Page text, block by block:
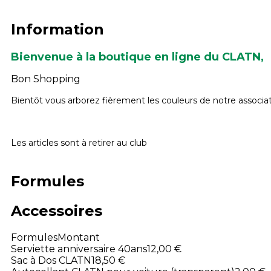
Information
Bienvenue à la boutique en ligne du CLATN,
Bon Shopping
Bientôt vous arborez fièrement les couleurs de notre
Les articles sont à retirer au club
Formules
Accessoires
FormulesMontant
Serviette anniversaire 40ans12,00 €
Sac à Dos CLATN18,50 €